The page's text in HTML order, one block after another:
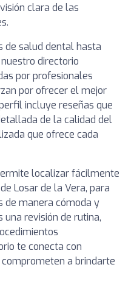
clara de las
de salud dental hasta
directorio
por profesionales
por ofrecer el mejor
incluye reseñas que
de la calidad del
que ofrece cada
localizar fácilmente
Losar de la Vera, para
de manera cómoda y
una revisión de rutina,
te conecta con
a brindarte